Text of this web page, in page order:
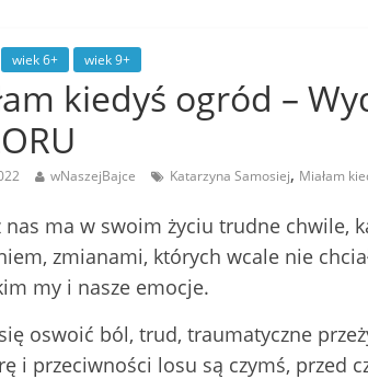
wiek 6+ wiek 9+
kiedyś ogród –
wNaszejBajce Katarzyna Samosiej, Miałam
nas ma w swoim życiu trudne chwile,
zmianami, których wcale nie
my i nasze emocje.
oswoić ból, trud, traumatyczne
i przeciwności losu są czymś, przed